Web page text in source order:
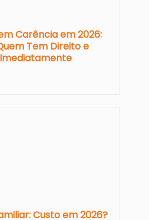
Carência em 2026:
Tem Direito e
Custo em 2026?